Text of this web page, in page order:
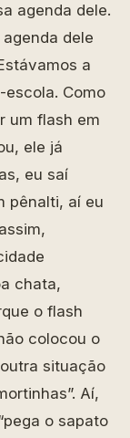
agenda dele.
dele
a
Como
um flash em
ele já
eu saí
pênalti, aí eu
chata,
o flash
colocou o
situação
Aí,
o sapato